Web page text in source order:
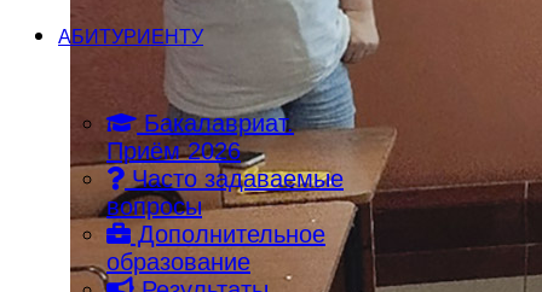
АБИТУРИЕНТУ
Бакалавриат.
Приём 2026
Часто задаваемые
вопросы
Дополнительное
образование